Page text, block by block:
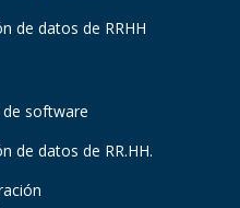
de datos de RRHH
software
de datos de RR.HH.